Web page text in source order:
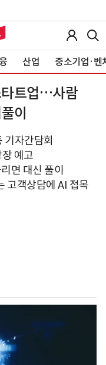
산업 중소기업·벤
타트업…사람
이
자간담회
예고
면 대신 풀이
고객상담에 AI 접목